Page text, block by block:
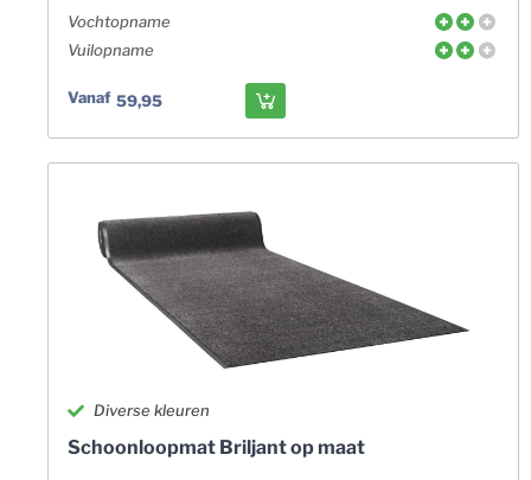
Vochtopname
Vuilopname
Vanaf 59,95
Diverse kleuren
Schoonloopmat Briljant op maat